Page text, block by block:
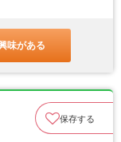
味がある
保存する